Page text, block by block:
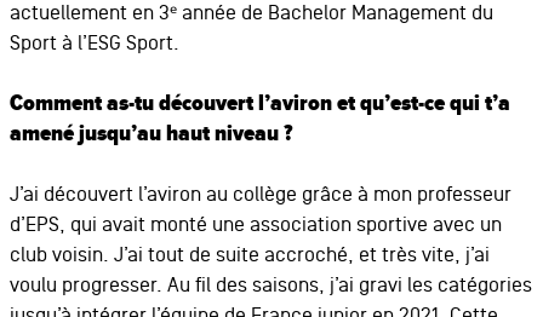
actuellement en 3ᵉ année de Bachelor Management du
Sport à l’ESG Sport.
Comment as-tu découvert l’aviron et qu’est-ce qui t’a
amené jusqu’au haut niveau ?
J’ai découvert l’aviron au collège grâce à mon professeur
d’EPS, qui avait monté une association sportive avec un
club voisin. J’ai tout de suite accroché, et très vite, j’ai
voulu progresser. Au fil des saisons, j’ai gravi les catégories